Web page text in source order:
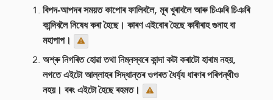
বিপদ-আপদৰ সময়ত কাপোৰ ফালিবলৈ, মূৰ খুৰাবলৈ আৰু চিঞৰি চিঞৰি
কান্দিবলৈ নিষেধ কৰা হৈছে। কাৰণ এইবোৰ হৈছে কাবীৰাহ গুনাহ বা
মহাপাপ।
অশ্ৰু নিগৰিত হোৱা তথা নিম্নস্বৰে কান্দা কটা কৰাটো হাৰাম নহয়,
লগতে এইটো আল্লাহৰ সিদ্ধান্তৰ ওপৰত ধৈৰ্য্য ধাৰণৰ পৰিপন্থীও
নহয়। বৰং এইটো হৈছে ৰহমত।